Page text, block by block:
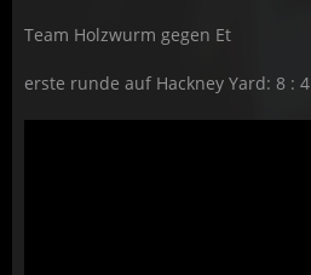
Team Holzwurm gegen Et
erste runde auf Hackney Yard: 8 : 4